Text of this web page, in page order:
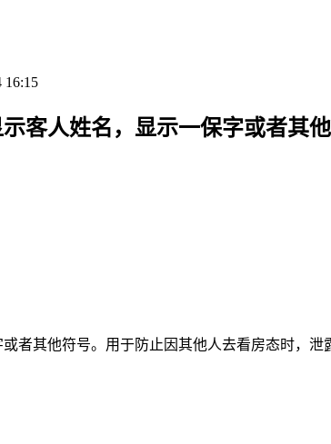
16:15
客人姓名，显示一保字或者其
者其他符号。用于防止因其他人去看房态时，泄